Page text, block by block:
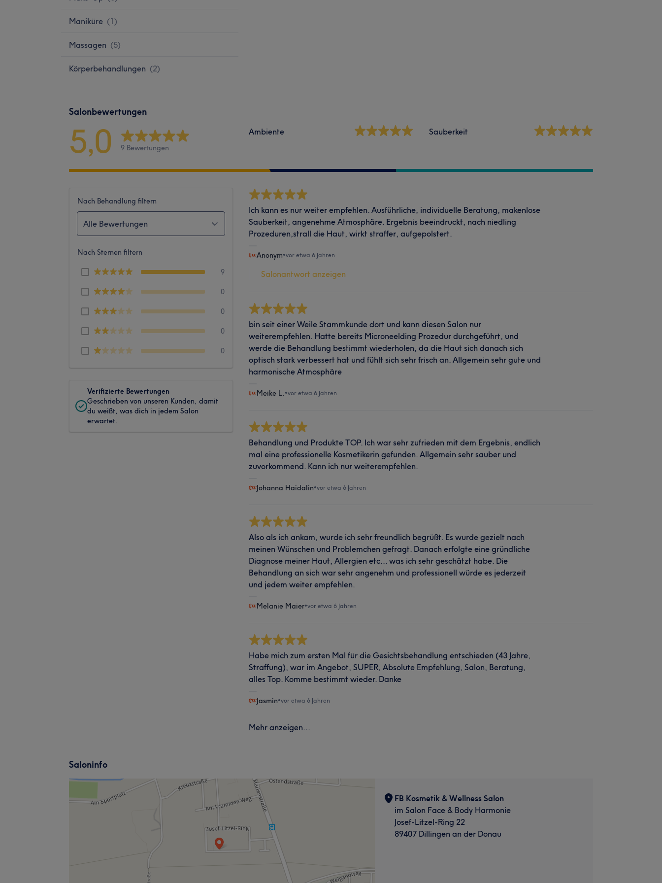
Maniküre (1)
Massagen (5)
Körperbehandlungen (2)
Salonbewertungen
5,0 9 Bewertungen
Ambiente Sauberkeit
Nach Behandlung filtern
Alle Bewertungen
Nach Sternen filtern
9
0
0
0
0
Verifizierte Bewertungen
Geschrieben von unseren Kunden, damit
du weißt, was dich in jedem Salon
erwartet.
Ich kann es nur weiter empfehlen. Ausführliche, individuelle Beratung, makenlose
Sauberkeit, angenehme Atmosphäre. Ergebnis beeindruckt, nach niedling
Prozeduren,strall die Haut, wirkt straffer, aufgepolstert.
Anonym•vor etwa 6 Jahren
Salonantwort anzeigen
bin seit einer Weile Stammkunde dort und kann diesen Salon nur
weiterempfehlen. Hatte bereits Microneelding Prozedur durchgeführt, und
werde die Behandlung bestimmt wiederholen, da die Haut sich danach sich
optisch stark verbessert hat und fühlt sich sehr frisch an. Allgemein sehr gute und
harmonische Atmosphäre
Meike L. •vor etwa 6 Jahren
Behandlung und Produkte TOP. Ich war sehr zufrieden mit dem Ergebnis, endlich
mal eine professionelle Kosmetikerin gefunden. Allgemein sehr sauber und
zuvorkommend. Kann ich nur weiterempfehlen.
Johanna Haidalin•vor etwa 6 Jahren
Also als ich ankam, wurde ich sehr freundlich begrüßt. Es wurde gezielt nach
meinen Wünschen und Problemchen gefragt. Danach erfolgte eine gründliche
Diagnose meiner Haut, Allergien etc... was ich sehr geschätzt habe. Die
Behandlung an sich war sehr angenehm und professionell würde es jederzeit
und jedem weiter empfehlen.
Melanie Maier•vor etwa 6 Jahren
Habe mich zum ersten Mal für die Gesichtsbehandlung entschieden (43 Jahre,
Straffung), war im Angebot, SUPER, Absolute Empfehlung, Salon, Beratung,
alles Top. Komme bestimmt wieder. Danke
Jasmin•vor etwa 6 Jahren
Mehr anzeigen...
Saloninfo
FB Kosmetik & Wellness Salon
im Salon Face & Body Harmonie
Josef-Litzel-Ring 22
89407 Dillingen an der Donau